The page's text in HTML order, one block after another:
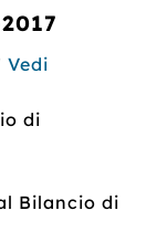
Vedi
di
Bilancio di